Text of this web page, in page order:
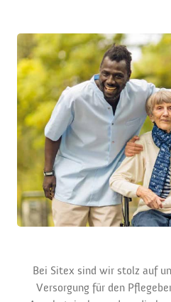
Bei Sitex sind wir stolz auf
Versorgung für den